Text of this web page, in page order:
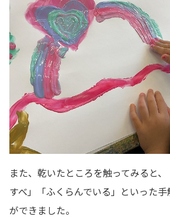
また、乾いたところを触ってみると
すべ」「ふくらんでいる」といった
ができました。